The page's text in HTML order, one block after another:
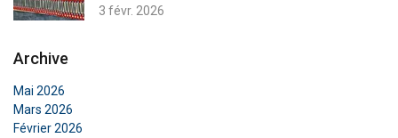
3 févr. 2026
Archive
Mai 2026
Mars 2026
Février 2026